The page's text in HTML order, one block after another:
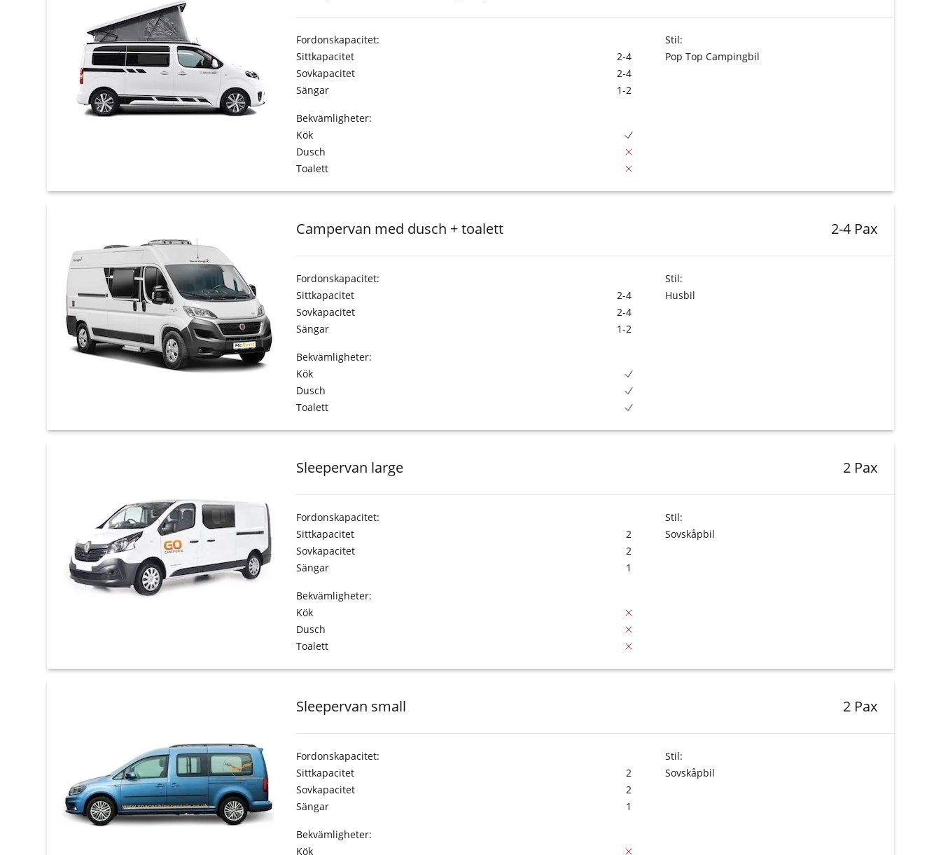
Fordonskapacitet:
Sittkapacitet
2-4
Sovkapacitet
2-4
Sängar
1-2
Stil:
Pop Top Campingbil
Bekvämligheter:
Kök
Dusch
Toalett
Campervan med dusch + toalett 2-4 Pax
Fordonskapacitet:
Sittkapacitet
2-4
Sovkapacitet
2-4
Sängar
1-2
Stil:
Husbil
Bekvämligheter:
Kök
Dusch
Toalett
Sleepervan large 2 Pax
Fordonskapacitet:
Sittkapacitet
2
Sovkapacitet
2
Sängar
1
Stil:
Sovskåpbil
Bekvämligheter:
Kök
Dusch
Toalett
Sleepervan small 2 Pax
Fordonskapacitet:
Sittkapacitet
2
Sovkapacitet
2
Sängar
1
Stil:
Sovskåpbil
Bekvämligheter:
Kök